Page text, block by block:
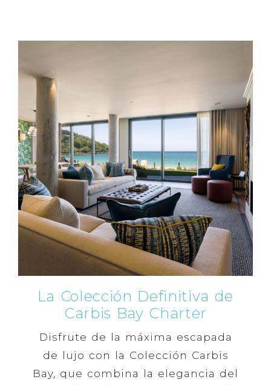
La Colección Definitiva de
Carbis Bay Charter
Disfrute de la máxima escapada
de lujo con la Colección Carbis
Bay, que combina la elegancia del